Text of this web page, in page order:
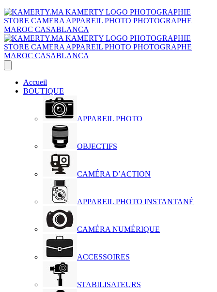
Accueil
BOUTIQUE
APPAREIL PHOTO
OBJECTIFS
CAMÉRA D’ACTION
APPAREIL PHOTO INSTANTANÉ
CAMÉRA NUMÉRIQUE
ACCESSOIRES
STABILISATEURS